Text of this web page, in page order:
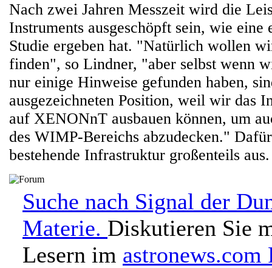
Nach zwei Jahren Messzeit wird die
Instruments ausgeschöpft sein, wie
Studie ergeben hat. "Natürlich wollen
finden", so Lindner, "aber selbst wenn
nur einige Hinweise gefunden haben,
ausgezeichneten Position, weil wir das
auf XENONnT ausbauen können, um
des WIMP-Bereichs abzudecken."
bestehende Infrastruktur großenteils aus.
Suche nach Signal der
Materie. Diskutieren Sie
Lesern im astronews.com